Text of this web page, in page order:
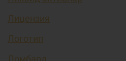
Лицензия
Логотип
Ломбард